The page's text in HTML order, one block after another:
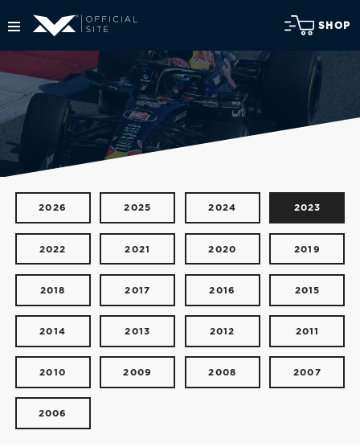
SHOP
2026 2025 2024 2023
2022 2021 2020 2019
2018 2017 2016 2015
2014 2013 2012 2011
2010 2009 2008 2007
2006